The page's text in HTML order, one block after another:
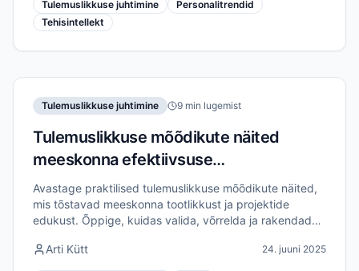
Tulemuslikkuse juhtimine
Personalitrendid
Tehisintellekt
Tulemuslikkuse juhtimine 9 min lugemist
Tulemuslikkuse mõõdikute näited
meeskonna efektiivsuse
parandamiseks
Avastage praktilised tulemuslikkuse mõõdikute näited,
mis tõstavad meeskonna tootlikkust ja projektide
edukust. Õppige, kuidas valida, võrrelda ja rakendada
saavutamiseks.
Arti Kütt 24. juuni 2025